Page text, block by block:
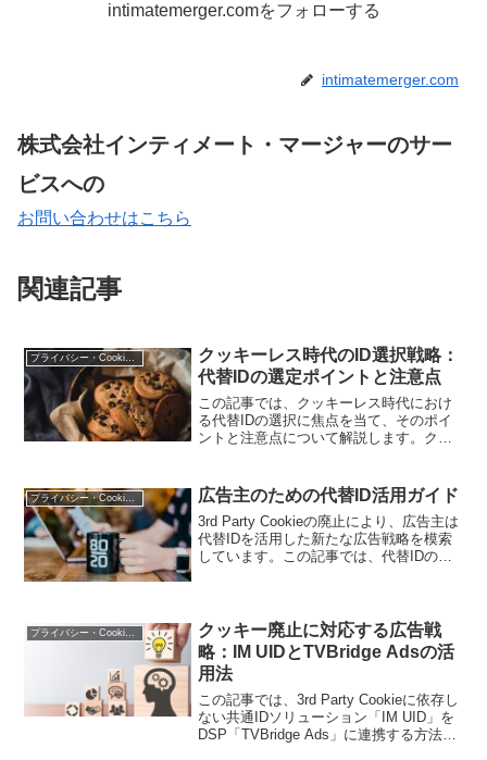
intimatemerger.comをフォローする
intimatemerger.com
株式会社インティメート・マージャーのサー
ビスへの
お問い合わせはこちら
関連記事
クッキーレス時代のID選択戦略：
代替IDの選定ポイントと注意点
この記事では、クッキーレス時代におけ
る代替IDの選択に焦点を当て、そのポイ
ントと注意点について解説します。クッ
戦略の成功に不可欠です。記事を通じ
て、デジタルマーケティング担当者が適
切な代替IDを選択するための戦略を見つ
ける手助けをします。
プライバシー・Cookie規制 広告主のための代替ID活用ガイド
3rd Party Cookieの廃止により、広告主は
代替IDを活用した新たな広告戦略を模索
しています。この記事では、代替IDの活
クッキー廃止に対応する広告戦
略：IM UIDとTVBridge Adsの活
用法
この記事では、3rd Party Cookieに依存し
ない共通IDソリューション「IM UID」を
DSP「TVBridge Ads」に連携する方法を